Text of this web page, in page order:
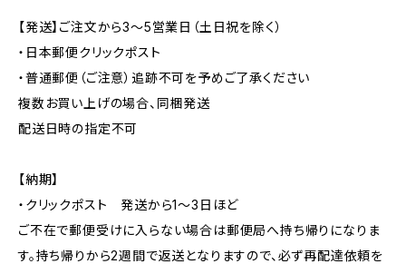
【発送】ご注文から3〜5営業日（土日祝を除く）
・日本郵便クリックポスト
・普通郵便（ご注意）追跡不可を予めご了承ください
複数お買い上げの場合、同梱発送
配送日時の指定不可
【納期】
・クリックポスト 発送から1〜3日ほど
ご不在で郵便受けに入らない場合は郵便局へ持ち帰りになりま
す。持ち帰りから2週間で返送となりますので、必ず再配達依頼を